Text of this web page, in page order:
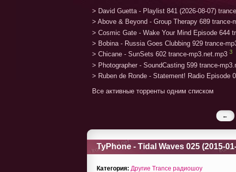
> David Guetta - Playlist 841 (2026-08-07)
> Above & Beyond - Group Therapy 689 trance-
> Cosmic Gate - Wake Your Mind Episode 644
> Bobina - Russia Goes Clubbing 929 trance-
> Chicane - SunSets 602 trance-mp3.net.mp3 3
> Photographer - SoundCasting 599 trance-
> Ruben de Ronde - Statement! Radio Episode
Все активные торренты одним списком
←
TyPhone - Tidal Waves 025 (2015-
Категория: Другие Trance радиошоу